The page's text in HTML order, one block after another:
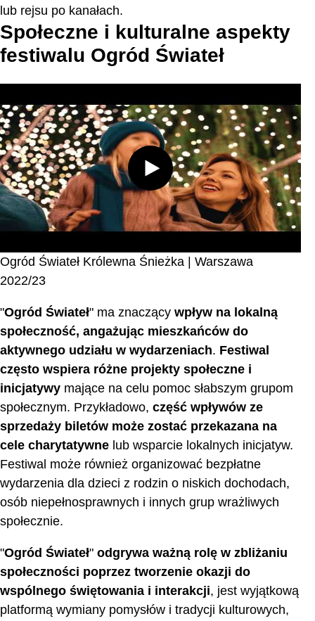
lub rejsu po kanałach.
Społeczne i kulturalne aspekty
festiwalu Ogród Świateł
Ogród Świateł Królewna Śnieżka | Warszawa
2022/23
"Ogród Świateł" ma znaczący wpływ na lokalną
społeczność, angażując mieszkańców do
aktywnego udziału w wydarzeniach. Festiwal
często wspiera różne projekty społeczne i
inicjatywy mające na celu pomoc słabszym grupom
społecznym. Przykładowo, część wpływów ze
sprzedaży biletów może zostać przekazana na
cele charytatywne lub wsparcie lokalnych inicjatyw.
Festiwal może również organizować bezpłatne
wydarzenia dla dzieci z rodzin o niskich dochodach,
osób niepełnosprawnych i innych grup wrażliwych
społecznie.
"Ogród Świateł" odgrywa ważną rolę w zbliżaniu
społeczności poprzez tworzenie okazji do
wspólnego świętowania i interakcji, jest wyjątkową
platformą wymiany pomysłów i tradycji kulturowych,